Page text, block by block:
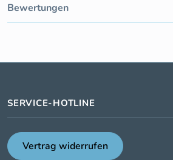
Bewertungen
SERVICE-HOTLINE
Vertrag widerrufen